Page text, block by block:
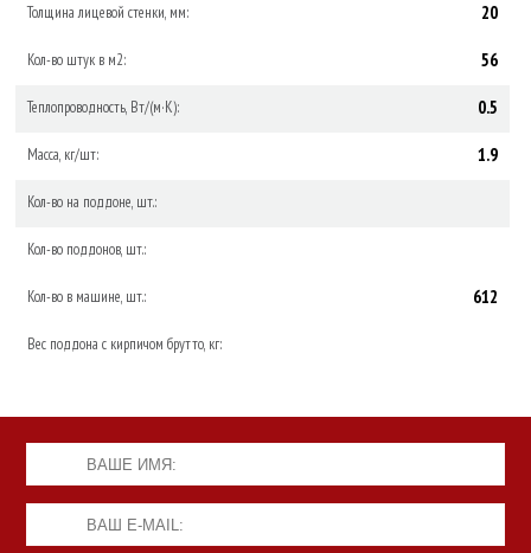
Толщина лицевой стенки, мм: 20
Кол-во штук в м2: 56
Теплопроводность, Вт/(м·К): 0.5
Масса, кг/шт: 1.9
Кол-во на поддоне, шт.:
Кол-во поддонов, шт.:
Кол-во в машине, шт.: 612
Вес поддона с кирпичом брутто, кг: